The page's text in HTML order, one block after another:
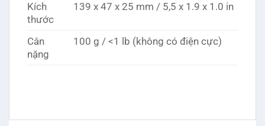
Kích
thước
139 x 47 x 25 mm / 5,5 x 1.9 x 1.0 in
Cân
nặng
100 g / <1 lb (không có điện cực)